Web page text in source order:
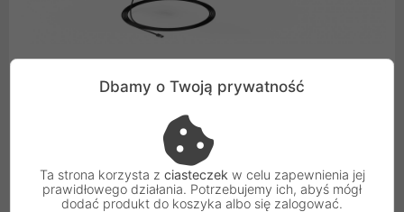
Prosimy o ciszę, trwa nagranie
Kiedy dużo nagrywasz, to wiesz, że czasem nawet
najmniejszy hałas może zepsuć materiał - zwłaszcza
Dbamy o Twoją prywatność
Ta strona korzysta z ciasteczek w celu zapewnienia jej
prawidłowego działania. Potrzebujemy ich, abyś mógł
dodać produkt do koszyka albo się zalogować.